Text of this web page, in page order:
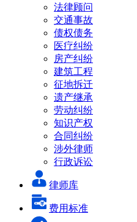
法律顾问
交通事故
债权债务
医疗纠纷
房产纠纷
建筑工程
征地拆迁
遗产继承
劳动纠纷
知识产权
合同纠纷
涉外律师
行政诉讼
律师库
费用标准